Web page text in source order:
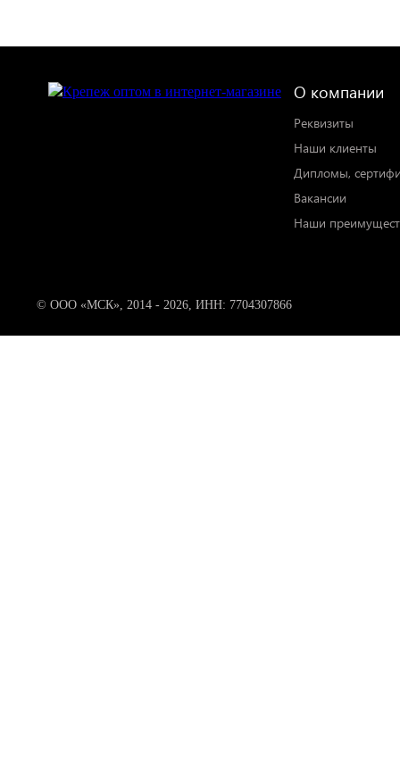
О компании
Реквизиты
Наши клиенты
Дипломы,
Вакансии
Наши
© ООО «МСК», 2014 - 2026, ИНН: 7704307866